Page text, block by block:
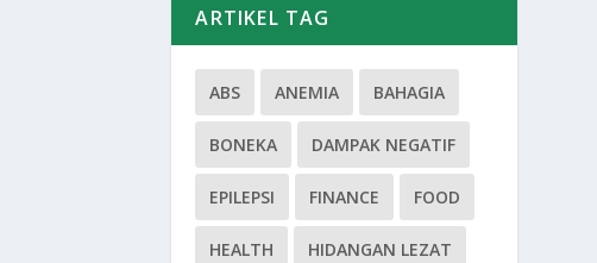
ARTIKEL TAG
ABS ANEMIA BAHAGIA
BONEKA DAMPAK NEGATIF
EPILEPSI FINANCE FOOD
HEALTH HIDANGAN LEZAT